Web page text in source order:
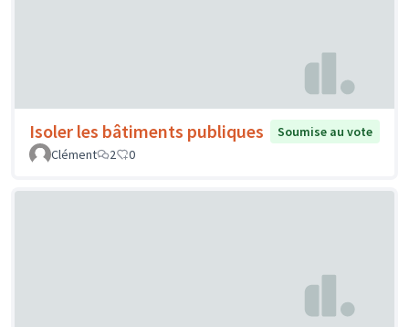
Isoler les bâtiments publiques
Soumise au vote
Clément
2 0